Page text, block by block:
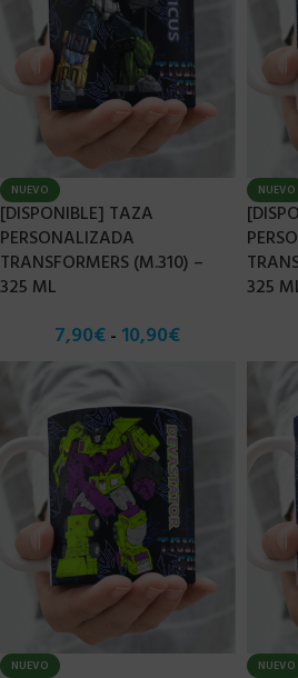
NUEVO
[DISPONIBLE] TAZA
PERSONALIZADA
TRANSFORMERS (M.310) –
325 ML
7,90€- 10,90€
NUEVO
325
NUEVO NUEVO